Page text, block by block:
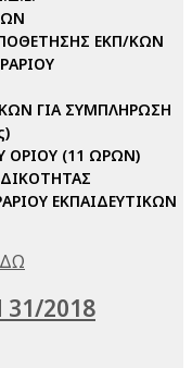
ΕΚΠ/ΚΩΝ
ΓΙΑ ΣΥΜΠΛΗΡΩΣΗ
ΟΡΙΟΥ (11 ΩΡΩΝ)
ΕΚΠΑΙΔΕΥΤΙΚΩΝ
31/2018